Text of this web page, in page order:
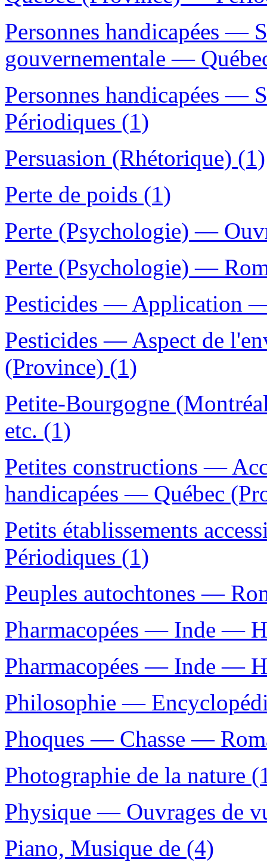
Personnes handicapées —
gouvernementale —
Personnes handicapées
Périodiques (1)
Persuasion (Rhétorique) (1)
Perte de poids (1)
Perte (Psychologie) —
Perte (Psychologie) —
Pesticides — Application
Pesticides — Aspect de
(Province) (1)
Petite-Bourgogne
etc. (1)
Petites constructions —
handicapées — Québec
Petits établissements
Périodiques (1)
Peuples autochtones —
Pharmacopées — Inde —
Pharmacopées — Inde —
Philosophie —
Phoques — Chasse —
Photographie de la nature
Physique — Ouvrages de
Piano, Musique de (4)